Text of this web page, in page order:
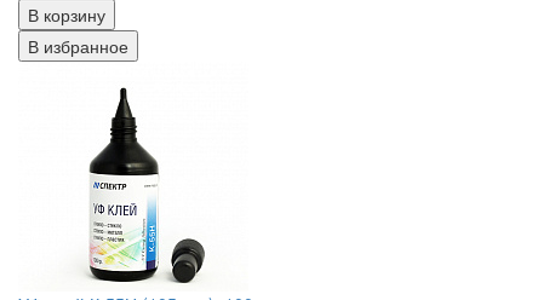
В корзину
В избранное